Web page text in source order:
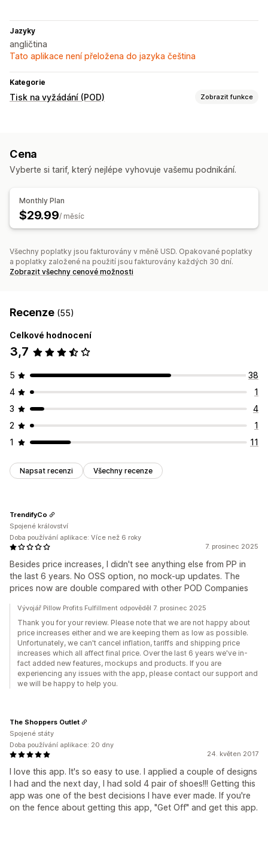
Jazyky
angličtina
Tato aplikace není přeložena do jazyka čeština
Kategorie
Tisk na vyžádání (POD) Zobrazit funkce
Možnosti dopravy
Přes třetí stranu Vlastní doprava Celosvětové plnění
Aktualizace v reálném čase
Celková cena
Sledování objednávek
Cena
Vyberte si tarif, který nejlépe vyhovuje vašemu podnikání.
Monthly Plan
$29.99/ měsíc
Všechny poplatky jsou fakturovány v měně USD. Opakované poplatky
a poplatky založené na použití jsou fakturovány každých 30 dní.
Zobrazit všechny cenové možnosti
Recenze (55)
Celkové hodnocení
3,7
5
38
4
1
3
4
2
1
1
11
Napsat recenzi Všechny recenze
7. prosinec 2025
Besides price increases, I didn't see anything else from PP in
the last 6 years. No OSS option, no mock-up updates. The
prices now are double compared with other POD Companies
TrendifyCo
Spojené království
Doba používání aplikace: Více než 6 roky
Vývojář Pillow Profits Fulfillment odpověděl 7. prosinec 2025
Thank you for your review. Please note that we are not happy about
price increases either and we are keeping them as low as possible.
Unfortunately, we can't cancel inflation, tariffs and shipping price
increases which all affect final price. Over the last 6 years we've in-
fact added new features, mockups and products. If you are
experiencing any issues with the app, please contact our support and
we will be happy to help you.
24. květen 2017
I love this app. It's so easy to use. I applied a couple of designs
I had and the next day, I had sold 4 pair of shoes!!! Getting this
app was one of the best decisions I have ever made. If you're
on the fence about getting this app, "Get Off" and get this app.
The Shoppers Outlet
Spojené státy
Doba používání aplikace: 20 dny